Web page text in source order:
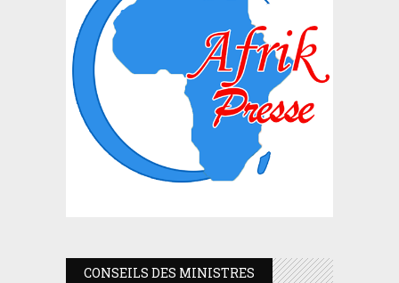
CONSEILS DES MINISTRES